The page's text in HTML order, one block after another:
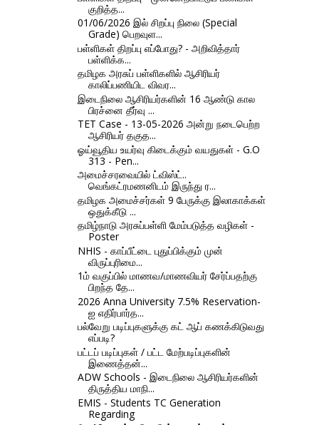
குறித்த...
01/06/2026 இல் சிறப்பு நிலை (Special
Grade) பெறவுள...
பள்ளிகள் திறப்பு எப்போது? - அறிவித்தார்
பள்ளிக்க...
தமிழக அரசுப் பள்ளிகளில் ஆசிரியர்
காலிப்பணியிட விவர...
இடைநிலை ஆசிரியர்களின் 16 ஆண்டு கால
பிரச்னை தீர்வு ...
TET Case - 13-05-2026 அன்று நடைபெற்ற
ஆசிரியர் தகுத...
ஓய்வூதிய உயர்வு கிடைக்கும் வயதுகள் - G.O
313 - Pen...
அமைச்சரவையில் ட்விஸ்ட்..
வெங்கட்ரமணனிடம் இருந்து ர...
தமிழக அமைச்சர்கள் 9 பேருக்கு இலாகாக்கள்
ஒதுக்கீடு ...
தமிழ்நாடு அரசுப்பள்ளி மேம்படுத்த வழிகள் -
Poster
NHIS - காப்பீட்டை புதுப்பிக்கும் முன்
விருப்புரிமை...
1ம் வகுப்பில் மாணவ/மாணவியர் சேர்ப்பதற்கு
பிறந்த தே...
2026 Anna University 7.5% Reservation-
ஐ எதிர்பார்த...
பல்வேறு படிப்புகளுக்கு கட் ஆப் கணக்கிடுவது
எப்படி?
பட்டப் படிப்புகள் / பட்ட மேற்படிப்புகளின்
இணைத்தன்...
ADW Schools - இடைநிலை ஆசிரியர்களின்
திருத்திய மாநி...
EMIS - Students TC Generation
Regarding